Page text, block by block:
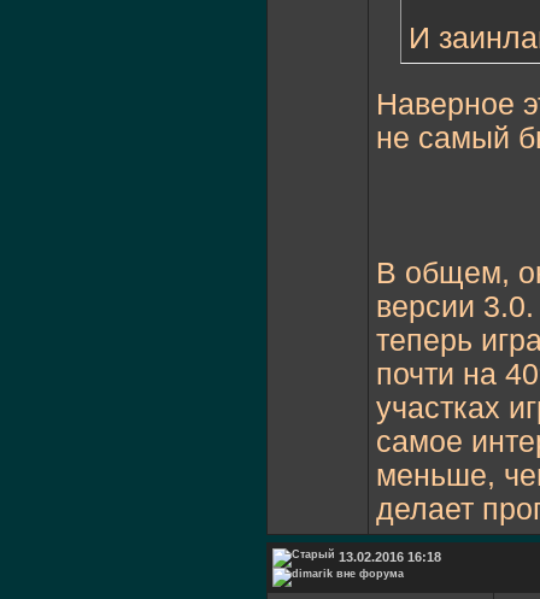
И
Наверное
не самый
В общем,
версии
теперь
почти на
участках
самое
меньше,
делает
13.02.2016 16:18